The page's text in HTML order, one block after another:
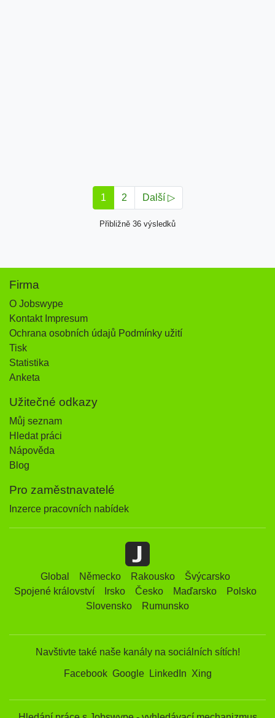
1 2 Další ▷
Přibližně 36 výsledků
Firma
O Jobswype
Kontakt Impresum
Ochrana osobních údajů Podmínky užití
Tisk
Statistika
Anketa
Užitečné odkazy
Můj seznam
Hledat práci
Nápověda
Blog
Pro zaměstnavatelé
Inzerce pracovních nabídek
Global Německo Rakousko
Švýcarsko
Spojené království
Irsko Česko Maďarsko
Polsko
Slovensko
Rumunsko
Navštivte také naše kanály na sociálních sítích!
Facebook Google LinkedIn Xing